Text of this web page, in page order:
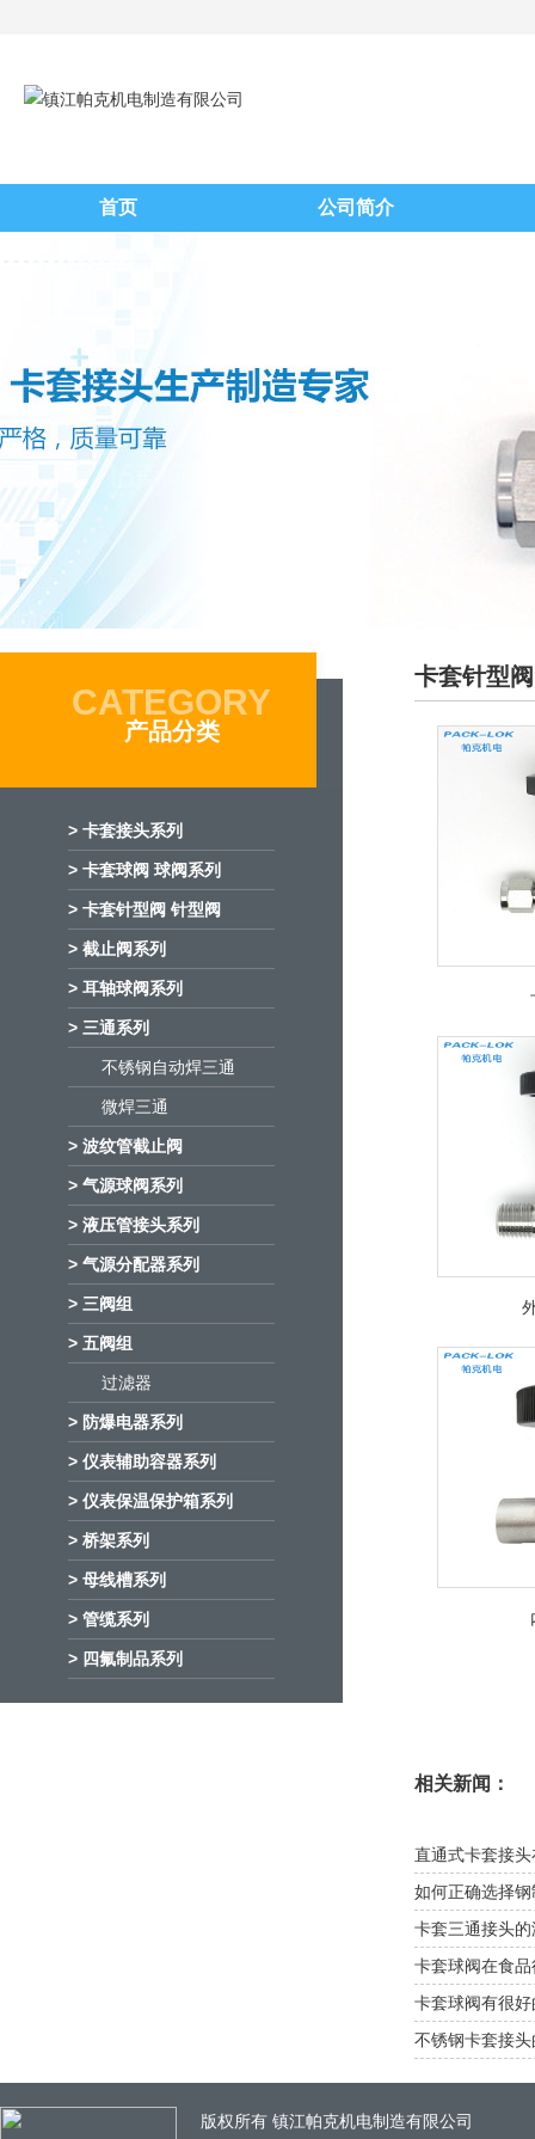
首页 公司简介
CATEGORY
产品分类
> 卡套接头系列
> 卡套球阀 球阀系列
> 卡套针型阀 针型阀
> 截止阀系列
> 耳轴球阀系列
> 三通系列
不锈钢自动焊三通
微焊三通
> 波纹管截止阀
> 气源球阀系列
> 液压管接头系列
> 气源分配器系列
> 三阀组
> 五阀组
过滤器
> 防爆电器系列
> 仪表辅助容器系列
> 仪表保温保护箱系列
> 桥架系列
> 母线槽系列
> 管缆系列
> 四氟制品系列
卡套针型
相关新闻：
直通式卡套接
如何正确选择
卡套三通接头
卡套球阀在食
卡套球阀有很
不锈钢卡套接
版权所有 镇江帕克机电制造有限公司